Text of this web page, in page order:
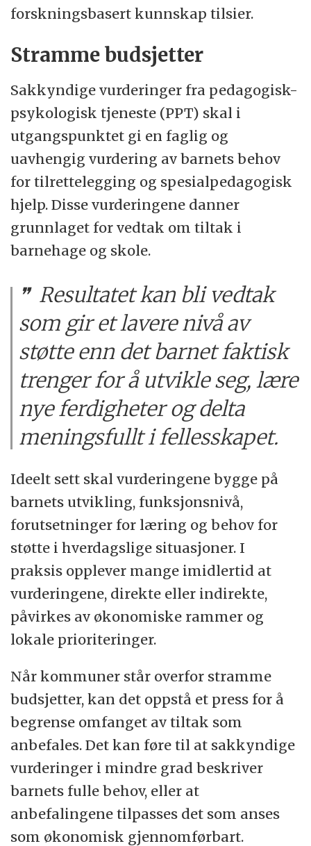
forskningsbasert kunnskap tilsier.
Stramme budsjetter
Sakkyndige vurderinger fra pedagogisk-
psykologisk tjeneste (PPT) skal i
utgangspunktet gi en faglig og
uavhengig vurdering av barnets behov
for tilrettelegging og spesialpedagogisk
hjelp. Disse vurderingene danner
grunnlaget for vedtak om tiltak i
barnehage og skole.
Resultatet kan bli vedtak
som gir et lavere nivå av
støtte enn det barnet faktisk
trenger for å utvikle seg, lære
nye ferdigheter og delta
meningsfullt i fellesskapet.
Ideelt sett skal vurderingene bygge på
barnets utvikling, funksjonsnivå,
forutsetninger for læring og behov for
støtte i hverdagslige situasjoner. I
praksis opplever mange imidlertid at
vurderingene, direkte eller indirekte,
påvirkes av økonomiske rammer og
lokale prioriteringer.
Når kommuner står overfor stramme
budsjetter, kan det oppstå et press for å
begrense omfanget av tiltak som
anbefales. Det kan føre til at sakkyndige
vurderinger i mindre grad beskriver
barnets fulle behov, eller at
anbefalingene tilpasses det som anses
som økonomisk gjennomførbart.